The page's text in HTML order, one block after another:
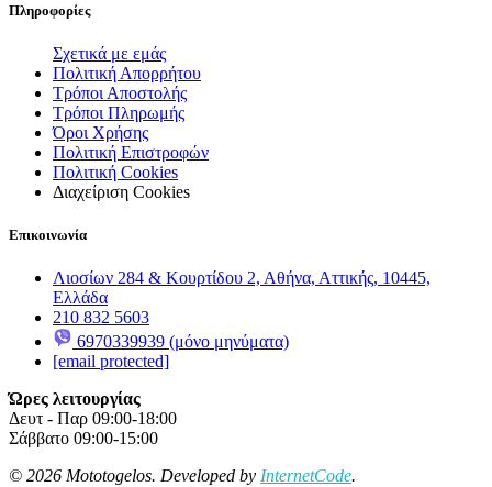
Πληροφορίες
Σχετικά με εμάς
Πολιτική Απορρήτου
Τρόποι Αποστολής
Τρόποι Πληρωμής
Όροι Χρήσης
Πολιτική Επιστροφών
Πολιτική Cookies
Διαχείριση Cookies
Επικοινωνία
Λιοσίων 284 & Κουρτίδου 2, Αθήνα, Αττικής, 10445,
Ελλάδα
210 832 5603
6970339939 (μόνο μηνύματα)
[email protected]
Ώρες λειτουργίας
Δευτ - Παρ 09:00-18:00
Σάββατο 09:00-15:00
© 2026 Mototogelos. Developed by InternetCode.